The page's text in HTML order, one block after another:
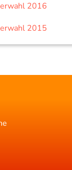
2016
2015